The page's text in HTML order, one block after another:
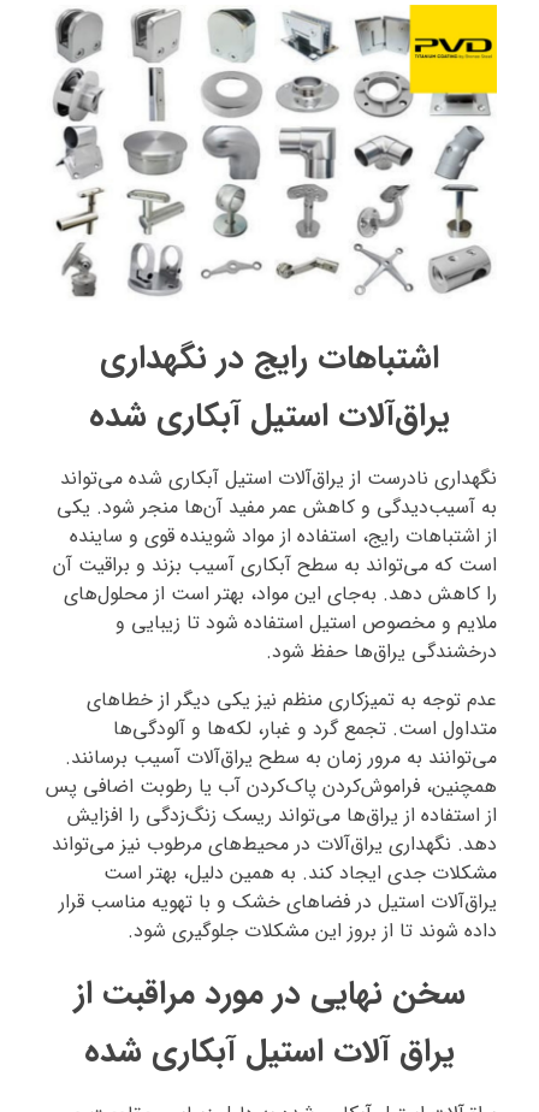
اشتباهات رایج در نگهداری
یراق‌آلات استیل آبکاری شده
نگهداری نادرست از یراق‌آلات استیل آبکاری شده می‌تواند
به آسیب‌دیدگی و کاهش عمر مفید آن‌ها منجر شود. یکی
از اشتباهات رایج، استفاده از مواد شوینده قوی و ساینده
است که می‌تواند به سطح آبکاری آسیب بزند و براقیت آن
را کاهش دهد. به‌جای این مواد، بهتر است از محلول‌های
ملایم و مخصوص استیل استفاده شود تا زیبایی و
درخشندگی یراق‌ها حفظ شود.
عدم توجه به تمیزکاری منظم نیز یکی دیگر از خطاهای
متداول است. تجمع گرد و غبار، لکه‌ها و آلودگی‌ها
می‌توانند به مرور زمان به سطح یراق‌آلات آسیب برسانند.
همچنین، فراموش‌کردن پاک‌کردن آب یا رطوبت اضافی پس
از استفاده از یراق‌ها می‌تواند ریسک زنگ‌زدگی را افزایش
دهد. نگهداری یراق‌آلات در محیط‌های مرطوب نیز می‌تواند
مشکلات جدی ایجاد کند. به همین دلیل، بهتر است
یراق‌آلات استیل در فضاهای خشک و با تهویه مناسب قرار
داده شوند تا از بروز این مشکلات جلوگیری شود.
سخن نهایی در مورد مراقبت از
یراق آلات استیل آبکاری شده